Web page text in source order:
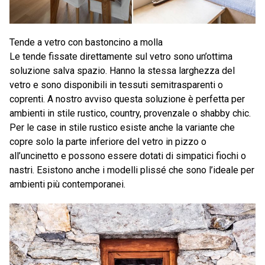
Tende a vetro con bastoncino a molla
Le tende fissate direttamente sul vetro sono un’ottima
soluzione salva spazio. Hanno la stessa larghezza del
vetro e sono disponibili in tessuti semitrasparenti o
coprenti. A nostro avviso questa soluzione è perfetta per
ambienti in stile rustico, country, provenzale o shabby chic.
Per le case in stile rustico esiste anche la variante che
copre solo la parte inferiore del vetro in pizzo o
all’uncinetto e possono essere dotati di simpatici fiochi o
nastri. Esistono anche i modelli plissé che sono l’ideale per
ambienti più contemporanei.